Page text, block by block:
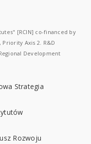
[RCIN] co-financed by
Axis 2. R&D
Development